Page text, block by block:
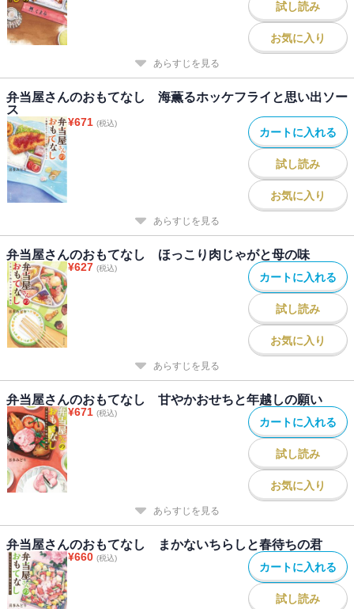
試し読み
お気に入り
あらすじを見る
弁当屋さんのおもてなし 海薫るホッケフライと思い出ソー
ス
¥671 (税込)
カートに入れる
試し読み
お気に入り
あらすじを見る
弁当屋さんのおもてなし ほっこり肉じゃがと母の味
¥627 (税込)
カートに入れる
試し読み
お気に入り
あらすじを見る
弁当屋さんのおもてなし 甘やかおせちと年越しの願い
¥671 (税込)
カートに入れる
試し読み
お気に入り
あらすじを見る
弁当屋さんのおもてなし まかないちらしと春待ちの君
¥660 (税込)
カートに入れる
試し読み